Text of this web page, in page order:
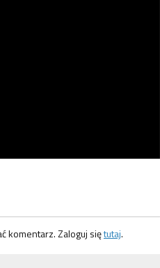
komentarz. Zaloguj siętutaj.